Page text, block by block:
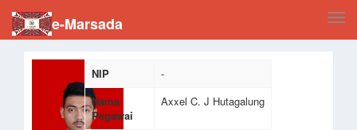
e-Marsada
NIP
-
Nama
Pegawai
Axxel C. J Hutagalung